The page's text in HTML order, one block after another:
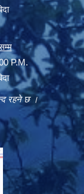
P.M.
रहने छ ।